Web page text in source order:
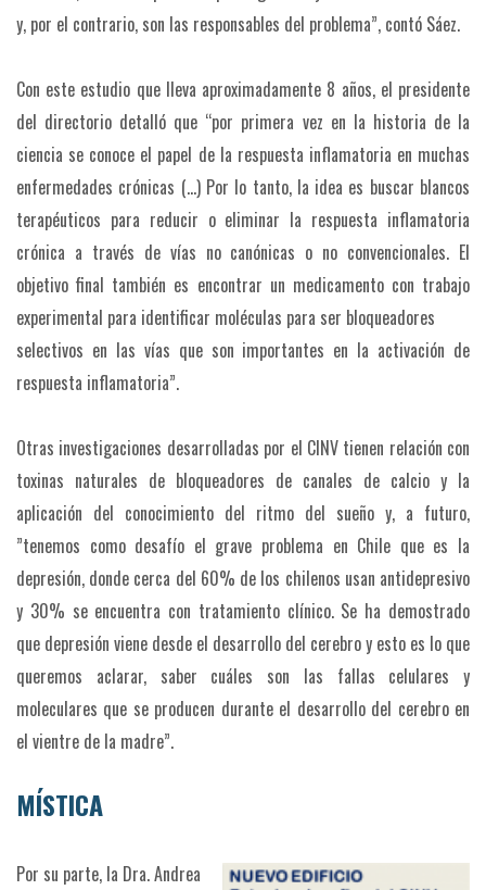
y, por el contrario, son las responsables del problema”, contó Sáez.
Con este estudio que lleva aproximadamente 8 años, el presidente
del directorio detalló que “por primera vez en la historia de la
ciencia se conoce el papel de la respuesta inflamatoria en muchas
enfermedades crónicas (…) Por lo tanto, la idea es buscar blancos
terapéuticos para reducir o eliminar la respuesta inflamatoria
crónica a través de vías no canónicas o no convencionales. El
objetivo final también es encontrar un medicamento con trabajo
experimental para identificar moléculas para ser bloqueadores
selectivos en las vías que son importantes en la activación de
respuesta inflamatoria”.
Otras investigaciones desarrolladas por el CINV tienen relación con
toxinas naturales de bloqueadores de canales de calcio y la
aplicación del conocimiento del ritmo del sueño y, a futuro,
”tenemos como desafío el grave problema en Chile que es la
depresión, donde cerca del 60% de los chilenos usan antidepresivo
y 30% se encuentra con tratamiento clínico. Se ha demostrado
que depresión viene desde el desarrollo del cerebro y esto es lo que
queremos aclarar, saber cuáles son las fallas celulares y
moleculares que se producen durante el desarrollo del cerebro en
el vientre de la madre”.
MÍSTICA
Por su parte, la Dra. Andrea